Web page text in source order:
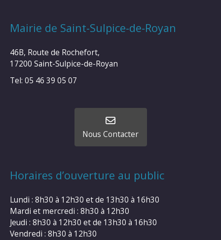
Mairie de Saint-Sulpice-de-Royan
46B, Route de Rochefort,
17200 Saint-Sulpice-de-Royan
Tel: 05 46 39 05 07
Nous Contacter
Horaires d’ouverture au public
Lundi : 8h30 à 12h30 et de 13h30 à 16h30
Mardi et mercredi : 8h30 à 12h30
Jeudi : 8h30 à 12h30 et de 13h30 à 16h30
Vendredi : 8h30 à 12h30